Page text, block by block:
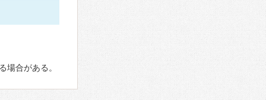
場合がある。